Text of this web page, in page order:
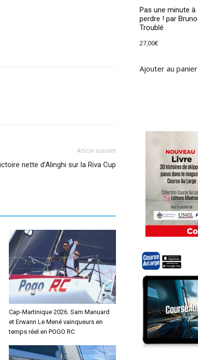
Article suivant
nette d’Alinghi sur la Riva Cup
Cap-Martinique 2026. Sam Manuard
et Erwann Le Mené vainqueurs en
temps réel en POGO RC
Pas une minute à
perdre ! par Bruno
Troublé
27,00€
Ajouter au panier